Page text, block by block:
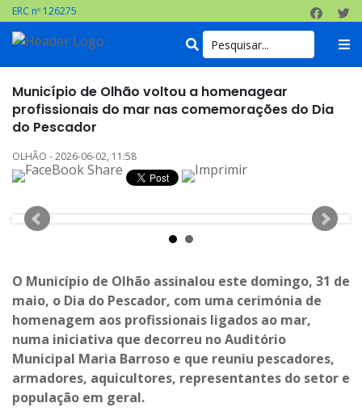
ERC nº 126275
Município de Olhão voltou a homenagear
profissionais do mar nas comemorações do Dia
do Pescador
OLHÃO - 2026-06-02, 11:58
O Município de Olhão assinalou este domingo, 31 de
maio, o Dia do Pescador, com uma cerimónia de
homenagem aos profissionais ligados ao mar,
numa iniciativa que decorreu no Auditório
Municipal Maria Barroso e que reuniu pescadores,
armadores, aquicultores, representantes do setor e
população em geral.